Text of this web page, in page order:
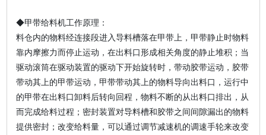
◆甲带给料机工作原理：
料仓内的物料经连接段进入导料槽落在甲带上，甲带静止时物料
靠内摩擦力而停止运动，在出料口形成相关角度的静止堆积；当
驱动滚筒在驱动装置的驱动下开始旋转时，带动胶带运动，胶带
带动其上的甲带运动，甲带带动其上的物料导向出料口，运行中
的甲带在出料口卸料后转向回程，物料不断的从出料口排出，从
而完成给料过程；密封装置对导料槽和胶带之间间隙漏出的物料
提供密封；改变给料量，可以通过调节减速机的调速手轮来改变